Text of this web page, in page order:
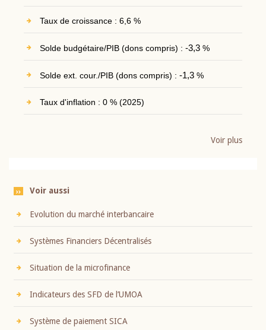
Taux de croissance : 6,6 %
Solde budgétaire/PIB (dons compris) : -3,3%
Solde ext. cour./PIB (dons compris) : -1,3%
Taux d'inflation : 0 % (2025)
Voir plus
Voir aussi
Evolution du marché interbancaire
Systèmes Financiers Décentralisés
Situation de la microfinance
Indicateurs des SFD de l’UMOA
Système de paiement SICA